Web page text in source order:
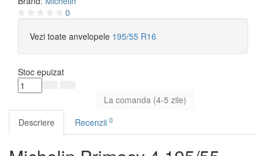
0
Vezi toate anvelopele 195/55 R16
Stoc epuizat
La comanda (4-5 zile)
Descriere
Recenzii 0